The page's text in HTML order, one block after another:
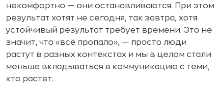
некомфортно — они останавливаются. При этом
результат хотят не сегодня, так завтра, хотя
устойчивый результат требует времени. Это не
значит, что «всё пропало», — просто люди
растут в разных контекстах и мы в целом стали
меньше вкладываться в коммуникацию с теми,
кто растёт.